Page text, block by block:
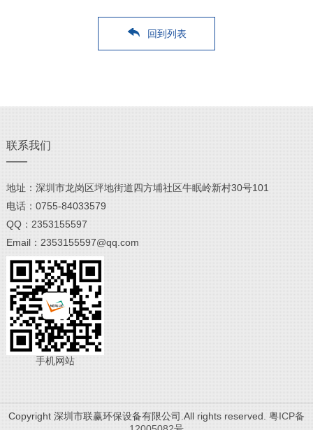
回到列表
联系我们
地址：深圳市龙岗区坪地街道四方埔社区牛眠岭新村30号101
电话：0755-84033579
QQ：2353155597
Email：2353155597@qq.com
手机网站
Copyright 深圳市联赢环保设备有限公司.All rights reserved. 粤ICP备